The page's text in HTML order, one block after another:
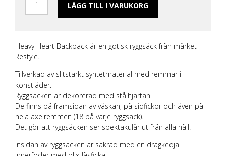
LÄGG TILL I VARUKORG
Heavy Heart Backpack är en gotisk ryggsäck från märket
Restyle.
Tillverkad av slitstarkt syntetmaterial med remmar i
konstläder.
Ryggsäcken är dekorerad med stålhjärtan.
De finns på framsidan av väskan, på sidfickor och även på
hela axelremmen (18 på varje ryggsäck).
Det gör att ryggsäcken ser spektakulär ut från alla håll.
Insidan av ryggsäcken är säkrad med en dragkedja.